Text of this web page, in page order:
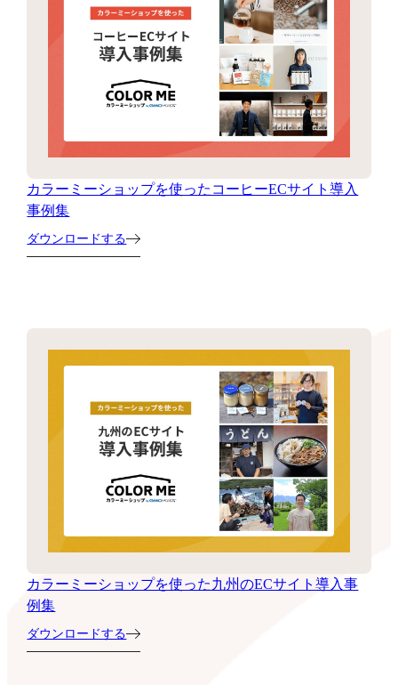
カラーミーショップを使ったコーヒーECサイト導入
事例集
ダウンロードする
カラーミーショップを使った九州のECサイト導入事
例集
ダウンロードする